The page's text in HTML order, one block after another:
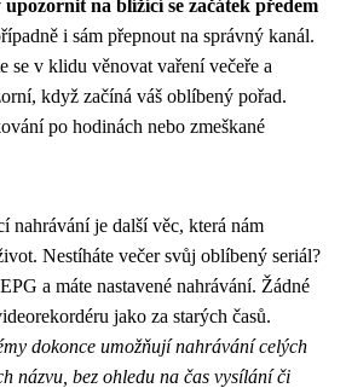
na blížící se začátek předem
i sám přepnout na správný kanál.
se v klidu věnovat vaření večeře a
když začíná váš oblíbený pořad.
po hodinách nebo zmeškané
nahrávání je další věc, která nám
Nestíháte večer svůj oblíbený seriál?
a máte nastavené nahrávání. Žádné
jako za starých časů.
dokonce umožňují nahrávání celých
názvu, bez ohledu na čas vysílání či